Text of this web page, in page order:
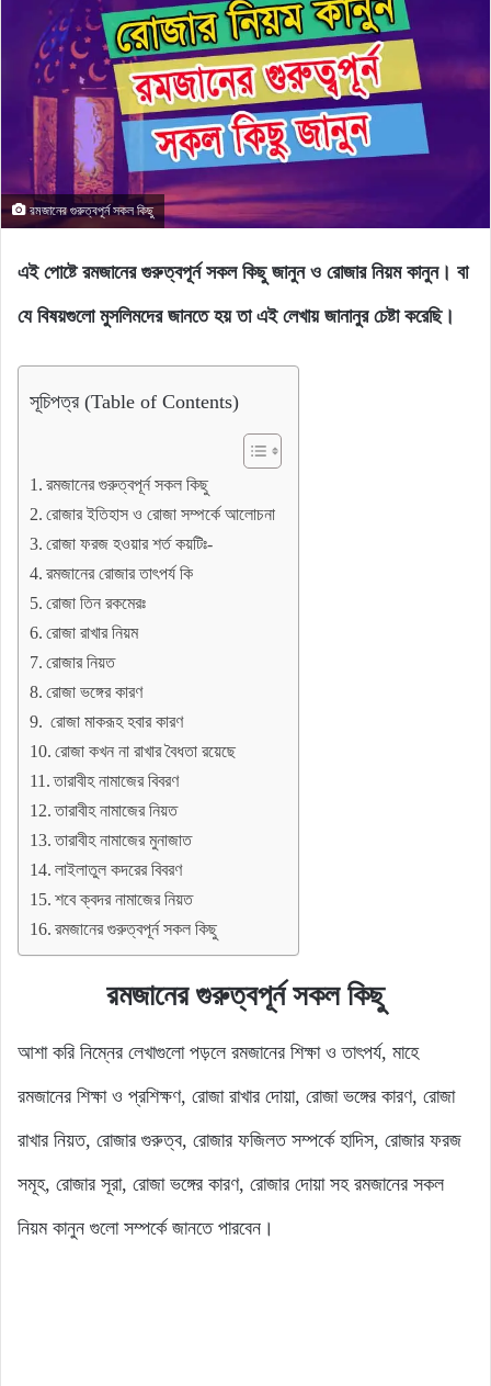
রমজানের গুরুত্বপূর্ন সকল কিছু
এই পোষ্টে রমজানের গুরুত্বপূর্ন সকল কিছু জানুন ও রোজার নিয়ম কানুন। বা
যে বিষয়গুলো মুসলিমদের জানতে হয় তা এই লেখায় জানানুর চেষ্টা করেছি।
সূচিপত্র (Table of Contents)
রমজানের গুরুত্বপূর্ন সকল কিছু
রোজার ইতিহাস ও রোজা সম্পর্কে আলোচনা
রোজা ফরজ হওয়ার শর্ত কয়টিঃ-
রমজানের রোজার তাৎপর্য কি
রোজা তিন রকমেরঃ
রোজা রাখার নিয়ম
রোজার নিয়ত
রোজা ভঙ্গের কারণ
রোজা মাকরূহ হবার কারণ
রোজা কখন না রাখার বৈধতা রয়েছে
তারাবীহ নামাজের বিবরণ
তারাবীহ নামাজের নিয়ত
তারাবীহ নামাজের মুনাজাত
লাইলাতুল কদরের বিবরণ
শবে ক্বদর নামাজের নিয়ত
রমজানের গুরুত্বপূর্ন সকল কিছু
রমজানের গুরুত্বপূর্ন সকল কিছু
আশা করি নিম্নের লেখাগুলো পড়লে রমজানের শিক্ষা ও তাৎপর্য, মাহে
রমজানের শিক্ষা ও প্রশিক্ষণ, রোজা রাখার দোয়া, রোজা ভঙ্গের কারণ, রোজা
রাখার নিয়ত, রোজার গুরুত্ব, রোজার ফজিলত সম্পর্কে হাদিস, রোজার ফরজ
সমূহ, রোজার সূরা, রোজা ভঙ্গের কারণ, রোজার দোয়া সহ রমজানের সকল
নিয়ম কানুন গুলো সম্পর্কে জানতে পারবেন।